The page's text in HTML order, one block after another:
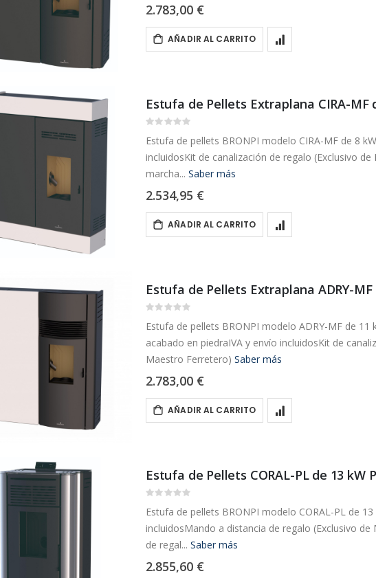
2.783,00 €
AÑADIR AL CARRITO
Estufa de Pellets Extraplana CIRA-MF
Rating:
Estufa de pellets BRONPI modelo CIRA-MF de 8
incluidosKit de canalización de regalo (Exclusivo
marcha... Saber más
2.534,95 €
AÑADIR AL CARRITO
Estufa de Pellets Extraplana ADRY-
Rating:
Estufa de pellets BRONPI modelo ADRY-MF de
acabado en piedraIVA y envío incluidosKit de
Maestro Ferretero) Saber más
2.783,00 €
AÑADIR AL CARRITO
Estufa de Pellets CORAL-PL de 13 kW
Rating:
Estufa de pellets BRONPI modelo CORAL-PL de
incluidosMando a distancia de regalo (Exclusivo
de regal... Saber más
2.855,60 €